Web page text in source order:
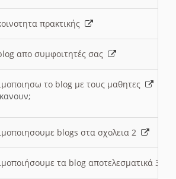
πρακτικής
απο συμφοιτητές σας
το blog με τους μαθητες
blogs στα σχολεια 2
τα blog αποτελεσματικά 3